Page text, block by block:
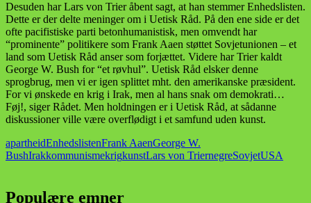
Desuden har Lars von Trier åbent sagt, at han stemmer Enhedslisten.
Dette er der delte meninger om i Uetisk Råd. På den ene side er det
ofte pacifistiske parti betonhumanistisk, men omvendt har
“prominente” politikere som Frank Aaen støttet Sovjetunionen – et
land som Uetisk Råd anser som forjættet. Videre har Trier kaldt
George W. Bush for “et røvhul”. Uetisk Råd elsker denne
sprogbrug, men vi er igen splittet mht. den amerikanske præsident.
For vi ønskede en krig i Irak, men al hans snak om demokrati…
Føj!, siger Rådet. Men holdningen er i Uetisk Råd, at sådanne
diskussioner ville være overflødigt i et samfund uden kunst.
apartheidEnhedslistenFrank AaenGeorge W.
BushIrakkommunismekrigkunstLars von TriernegreSovjetUSA
Populære emner